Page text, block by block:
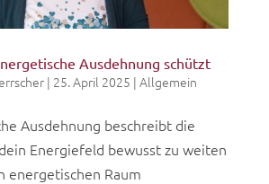
Ausdehnung schützt
| 25. April 2025 | Allgemein
Ausdehnung beschreibt die
Energiefeld bewusst zu weiten
energetischen Raum